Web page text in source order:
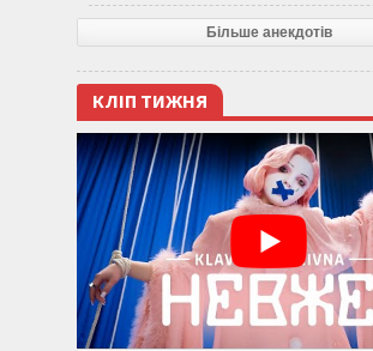
Більше анекдотів
КЛІП ТИЖНЯ